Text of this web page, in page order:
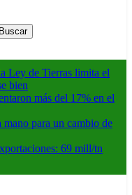
Ley de Tierras limita el
bien
más del 17% en el
mano para un cambio de
69 mill/tn